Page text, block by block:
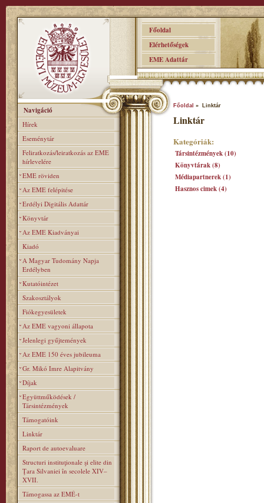
Főoldal
Elérhetőségek
EME Adattár
Navigáció
Hírek
Eseménytár
Feliratkozás/leiratkozás az EME
hírlevelére
EME röviden
Az EME felépitése
Erdélyi Digitális Adattár
Könyvtár
Az EME Kiadványai
Kiadó
A Magyar Tudomány Napja
Erdélyben
Kutatóintézet
Szakosztályok
Fiókegyesületek
Az EME vagyoni állapota
Jelenlegi gyűjtemények
Az EME 150 éves jubileuma
Gr. Mikó Imre Alapitvány
Díjak
Együttműködések /
Társintézmények
Támogatóink
Linktár
Raport de autoevaluare
Structuri instituţionale şi elite din
Ţara Silvaniei în secolele XIV–
XVII.
Támogassa az EMÉ-t
Főoldal » Linktár
Linktár
Kategóriák:
Társintézmények (10)
Könyvtárak (8)
Médiapartnerek (1)
Hasznos cimek (4)